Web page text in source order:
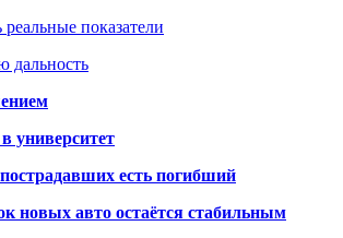
реальные показатели
дальность
университет
есть погибший
новых авто остаётся стабильным